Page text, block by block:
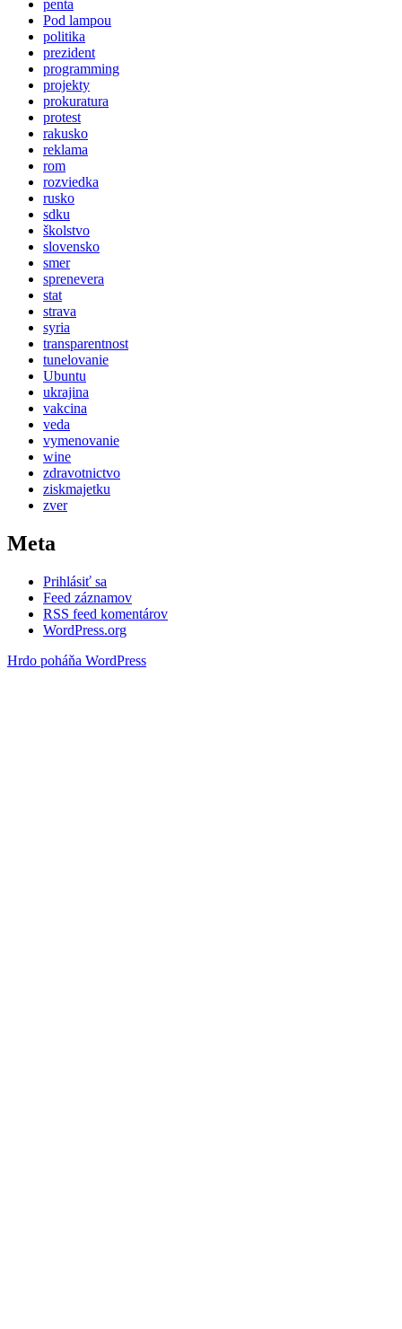
penta
Pod lampou
politika
prezident
programming
projekty
prokuratura
protest
rakusko
reklama
rom
rozviedka
rusko
sdku
školstvo
slovensko
smer
sprenevera
stat
strava
syria
transparentnost
tunelovanie
Ubuntu
ukrajina
vakcina
veda
vymenovanie
wine
zdravotnictvo
ziskmajetku
zver
Meta
Prihlásiť sa
Feed záznamov
RSS feed komentárov
WordPress.org
Hrdo poháňa WordPress